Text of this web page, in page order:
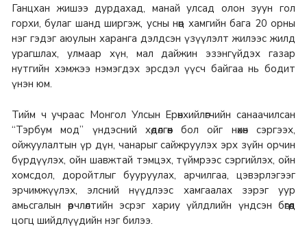
Ганцхан жишээ дурдахад, манай улсад олон зуун гол
горхи, булаг шанд ширгэж, усны нөөц хамгийн бага 20 орны
нэг гэдэг аюулын харанга дэлдсэн үзүүлэлт жилээс жилд
урагшлах, улмаар хүн, мал дайжин эзэнгүйдэх газар
нутгийн хэмжээ нэмэгдэх эрсдэл үүсч байгаа нь бодит
үнэн юм.
Тийм ч учраас Монгол Улсын Ерөнхийлөгчийн санаачилсан
“Тэрбум мод” үндэсний хөдөлгөөн бол ойг нөхөн сэргээх,
ойжуулалтын үр дүн, чанарыг сайжруулэх эрх зүйн орчин
бүрдүүлэх, ойн шавжтай тэмцэх, түймрээс сэргийлэх, ойн
хомсдол, доройтлыг бууруулах, арчилгаа, цэвэрлэгээг
эрчимжүүлэх, элсний нүүдлээс хамгаалах зэрэг уур
амьсгалын өөрчлөлтийн эсрэг хариу үйлдлийн үндсэн бөгөөд
цогц шийдлүүдийн нэг билээ.